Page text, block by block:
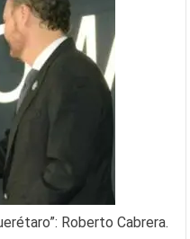
Roberto Cabrera.